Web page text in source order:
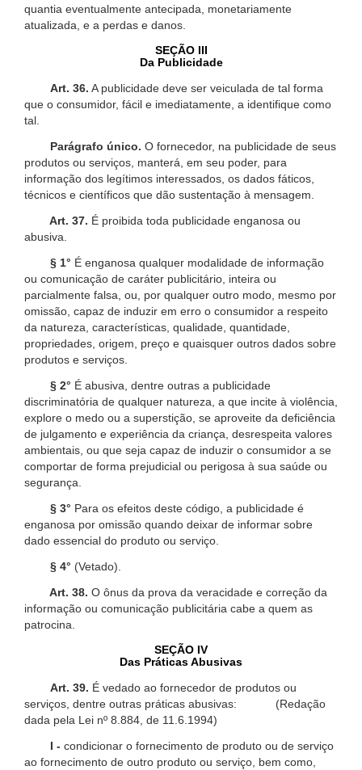
quantia eventualmente antecipada, monetariamente
atualizada, e a perdas e danos.
SEÇÃO III
Da Publicidade
Art. 36. A publicidade deve ser veiculada de tal forma
que o consumidor, fácil e imediatamente, a identifique como
tal.
Parágrafo único. O fornecedor, na publicidade de seus
produtos ou serviços, manterá, em seu poder, para
informação dos legítimos interessados, os dados fáticos,
técnicos e científicos que dão sustentação à mensagem.
Art. 37. É proibida toda publicidade enganosa ou
abusiva.
§ 1° É enganosa qualquer modalidade de informação
ou comunicação de caráter publicitário, inteira ou
parcialmente falsa, ou, por qualquer outro modo, mesmo por
omissão, capaz de induzir em erro o consumidor a respeito
da natureza, características, qualidade, quantidade,
propriedades, origem, preço e quaisquer outros dados sobre
produtos e serviços.
§ 2° É abusiva, dentre outras a publicidade
discriminatória de qualquer natureza, a que incite à violência,
explore o medo ou a superstição, se aproveite da deficiência
de julgamento e experiência da criança, desrespeita valores
ambientais, ou que seja capaz de induzir o consumidor a se
comportar de forma prejudicial ou perigosa à sua saúde ou
segurança.
§ 3° Para os efeitos deste código, a publicidade é
enganosa por omissão quando deixar de informar sobre
dado essencial do produto ou serviço.
§ 4° (Vetado).
Art. 38. O ônus da prova da veracidade e correção da
informação ou comunicação publicitária cabe a quem as
patrocina.
SEÇÃO IV
Das Práticas Abusivas
Art. 39. É vedado ao fornecedor de produtos ou
serviços, dentre outras práticas abusivas: (Redação
dada pela Lei nº 8.884, de 11.6.1994)
I - condicionar o fornecimento de produto ou de serviço
ao fornecimento de outro produto ou serviço, bem como,